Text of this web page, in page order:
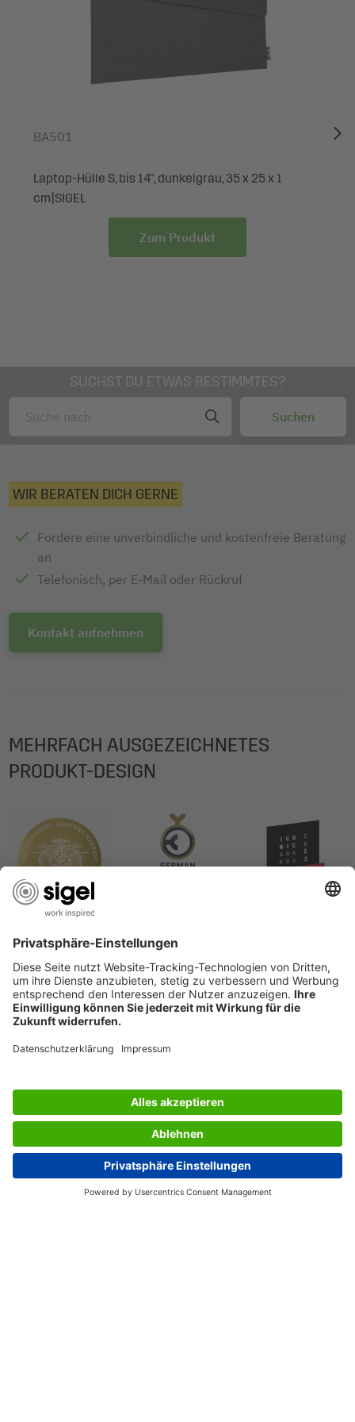
BA501
Laptop-Hülle S, bis 14", dunkelgrau, 35 x 25 x 1
cm|SIGEL
Zum Produkt
SUCHST DU ETWAS BESTIMMTES?
WIR BERATEN DICH GERNE
Fordere eine unverbindliche und kostenfreie Beratung
an
Telefonisch, per E-Mail oder Rückruf
Kontakt aufnehmen
MEHRFACH AUSGEZEICHNETES
PRODUKT-DESIGN
UNTERNEHMEN